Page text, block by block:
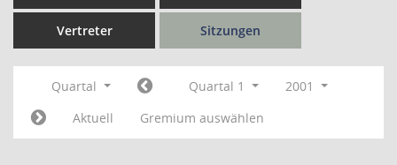
Vertreter Sitzungen
Quartal Quartal 1
2001
Aktuell
Gremium auswählen